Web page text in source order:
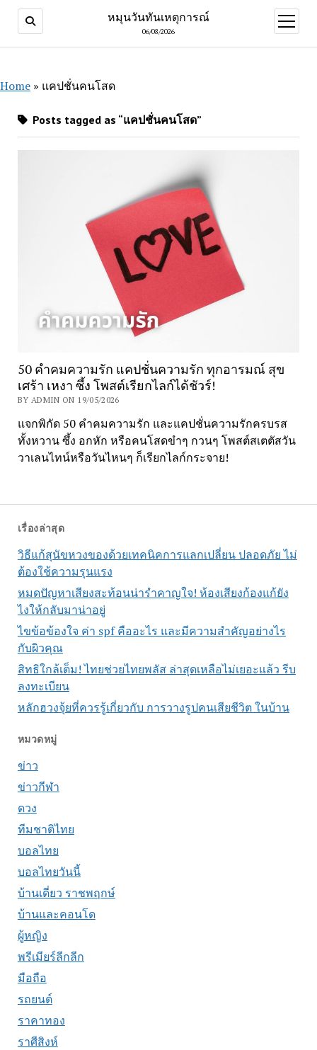
หมุนวันทันเหตุการณ์
06/08/2026
open
menu
เรื่องล่าสุด
วิธีแก้สุนัขหวงของด้วยเทคนิคการแลกเปลี่ยน ปลอดภัย ไม่
ต้องใช้ความรุนแรง
หมดปัญหาเสียงสะท้อนน่ารำคาญใจ! ห้องเสียงก้องแก้ยัง
ไงให้กลับมาน่าอยู่
ไขข้อข้องใจ ค่า spf คืออะไร และมีความสำคัญอย่างไร
กับผิวคุณ
สิทธิใกล้เต็ม! ไทยช่วยไทยพลัส ล่าสุดเหลือไม่เยอะแล้ว รีบ
ลงทะเบียน
หลักฮวงจุ้ยที่ควรรู้เกี่ยวกับ การวางรูปคนเสียชีวิต ในบ้าน
หมวดหมู่
ข่าว
ข่าวกีฬา
ดวง
ทีมชาติไทย
บอลไทย
บอลไทยวันนี้
บ้านเดี่ยว ราชพฤกษ์
บ้านและคอนโด
ผู้หญิง
พรีเมียร์ลีกลีก
มือถือ
รถยนต์
ราคาทอง
ราศีสิงห์
Home » แคปชั่นคนโสด
Posts tagged as “แคปชั่นคนโสด”
50 คำคมความรัก แคปชั่นความรัก ทุกอารมณ์ สุข
เศร้า เหงา ซึ้ง โพสต์เรียกไลก์ได้ชัวร์!
BY ADMIN ON 19/05/2026
แจกพิกัด 50 คำคมความรัก และแคปชั่นความรักครบรส
ทั้งหวาน ซึ้ง อกหัก หรือคนโสดขำๆ กวนๆ โพสต์สเตตัสวัน
วาเลนไทน์หรือวันไหนๆ ก็เรียกไลก์กระจาย!